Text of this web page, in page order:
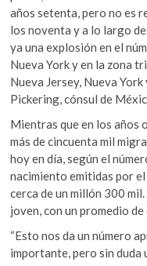
años setenta, pero no es
los noventa y a lo largo
ya una explosión en el
Nueva York y en la zona
Nueva Jersey, Nueva
Pickering, cónsul de
Mientras que en los años
más de cincuenta mil
hoy en día, según el
nacimiento emitidas por
cerca de un millón 300
joven, con un promedio
“Esto nos da un número
importante, pero sin duda